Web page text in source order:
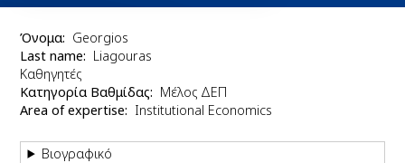
Όνομα
Georgios
Last name
Liagouras
Καθηγητές
Κατηγορία Βαθμίδας
Μέλος ΔΕΠ
Area of expertise
Institutional Economics
Βιογραφικό